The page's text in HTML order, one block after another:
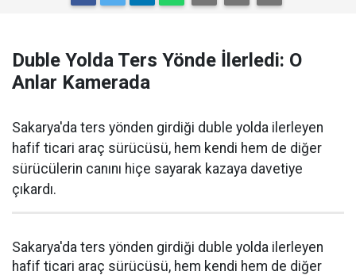
Duble Yolda Ters Yönde İlerledi: O
Anlar Kamerada
Sakarya'da ters yönden girdiği duble yolda ilerleyen
hafif ticari araç sürücüsü, hem kendi hem de diğer
sürücülerin canını hiçe sayarak kazaya davetiye
çıkardı.
Sakarya'da ters yönden girdiği duble yolda ilerleyen
hafif ticari araç sürücüsü, hem kendi hem de diğer